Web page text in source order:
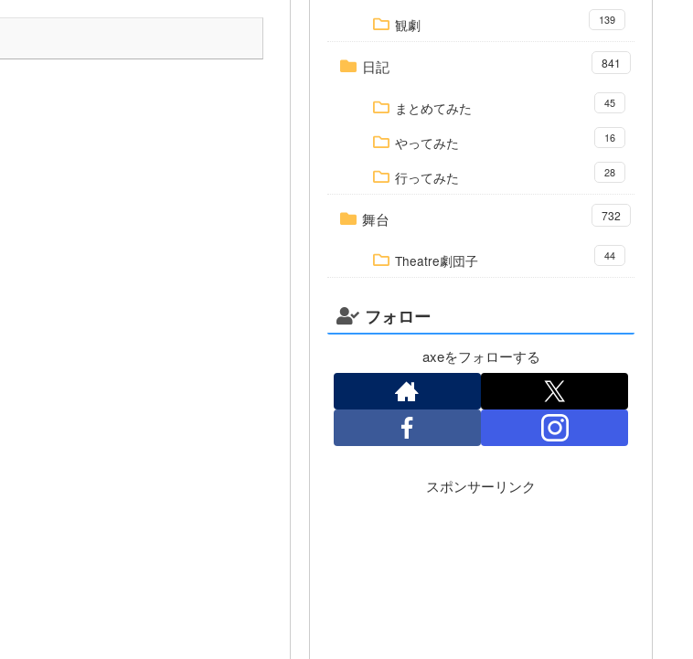
観劇 139
日記 841
まとめてみた 45
やってみた 16
行ってみた 28
舞台 732
Theatre劇団子 44
フォロー
axeをフォローする
スポンサーリンク